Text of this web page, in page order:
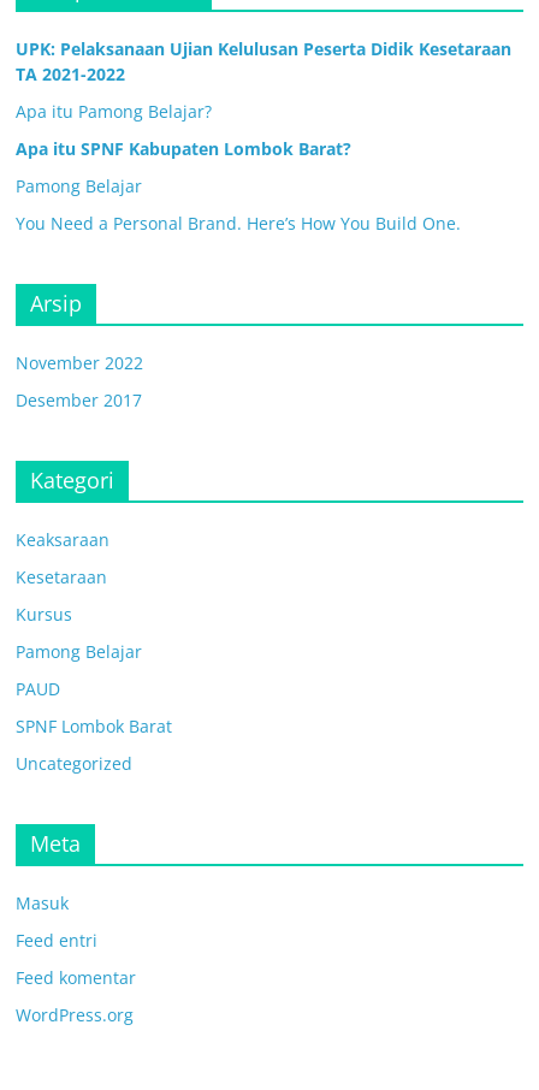
UPK: Pelaksanaan Ujian Kelulusan Peserta Didik Kesetaraan
TA 2021-2022
Apa itu Pamong Belajar?
Apa itu SPNF Kabupaten Lombok Barat?
Pamong Belajar
You Need a Personal Brand. Here’s How You Build One.
Arsip
November 2022
Desember 2017
Kategori
Keaksaraan
Kesetaraan
Kursus
Pamong Belajar
PAUD
SPNF Lombok Barat
Uncategorized
Meta
Masuk
Feed entri
Feed komentar
WordPress.org